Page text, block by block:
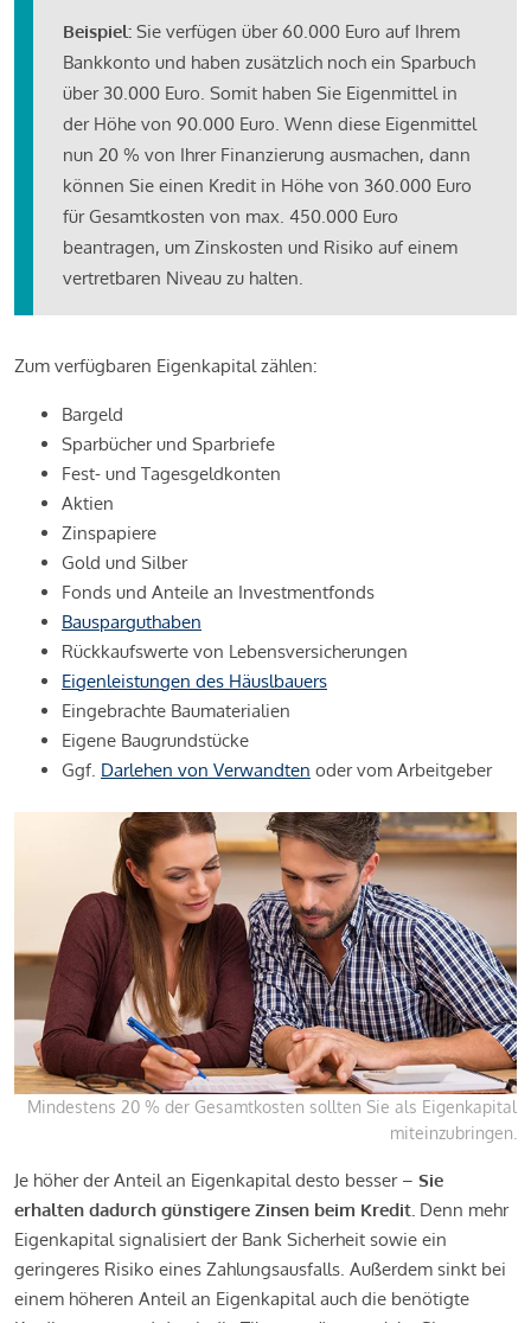
Beispiel: Sie verfügen über 60.000 Euro auf Ihrem
Bankkonto und haben zusätzlich noch ein Sparbuch
über 30.000 Euro. Somit haben Sie Eigenmittel in
der Höhe von 90.000 Euro. Wenn diese Eigenmittel
nun 20 % von Ihrer Finanzierung ausmachen, dann
können Sie einen Kredit in Höhe von 360.000 Euro
für Gesamtkosten von max. 450.000 Euro
beantragen, um Zinskosten und Risiko auf einem
vertretbaren Niveau zu halten.
Zum verfügbaren Eigenkapital zählen:
Bargeld
Sparbücher und Sparbriefe
Fest- und Tagesgeldkonten
Aktien
Zinspapiere
Gold und Silber
Fonds und Anteile an Investmentfonds
Bausparguthaben
Rückkaufswerte von Lebensversicherungen
Eigenleistungen des Häuslbauers
Eingebrachte Baumaterialien
Eigene Baugrundstücke
Ggf. Darlehen von Verwandten oder vom Arbeitgeber
Mindestens 20 % der Gesamtkosten sollten Sie als Eigenkapital
miteinzubringen.
Je höher der Anteil an Eigenkapital desto besser – Sie
erhalten dadurch günstigere Zinsen beim Kredit. Denn mehr
Eigenkapital signalisiert der Bank Sicherheit sowie ein
geringeres Risiko eines Zahlungsausfalls. Außerdem sinkt bei
einem höheren Anteil an Eigenkapital auch die benötigte